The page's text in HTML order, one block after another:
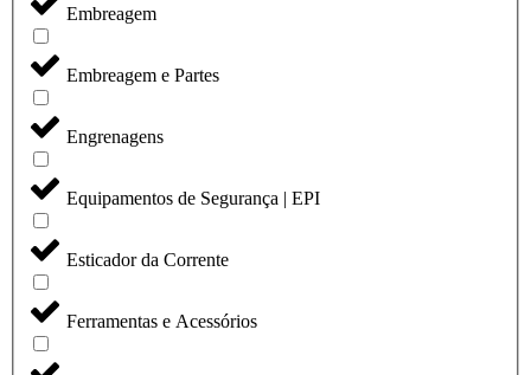
Embreagem
Embreagem e Partes
Engrenagens
Equipamentos de Segurança | EPI
Esticador da Corrente
Ferramentas e Acessórios